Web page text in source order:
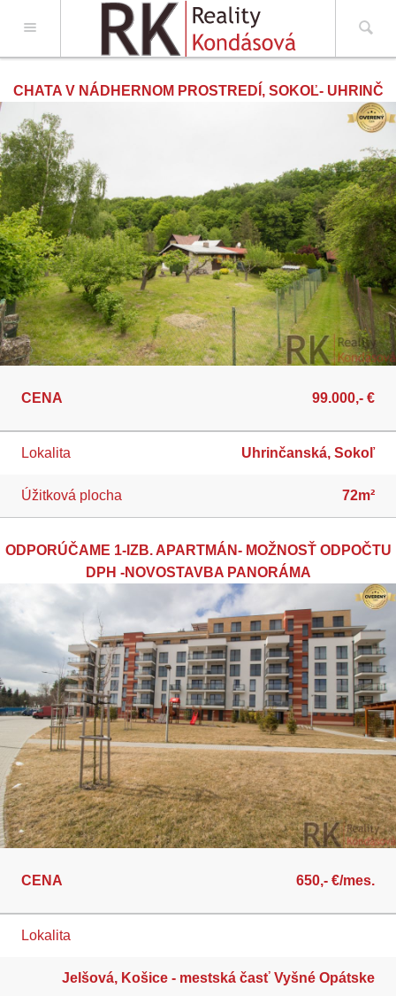
Real Estate Template
CHATA V NÁDHERNOM PROSTREDÍ, SOKOĽ- UHRINČ
CENA 99.000,- €
Lokalita Uhrinčanská, Sokoľ
Úžitková plocha 72m²
ODPORÚČAME 1-IZB. APARTMÁN- MOŽNOSŤ ODPOČTU
DPH -NOVOSTAVBA PANORÁMA
CENA 650,- €/mes.
Lokalita
Jelšová, Košice - mestská časť Vyšné Opátske